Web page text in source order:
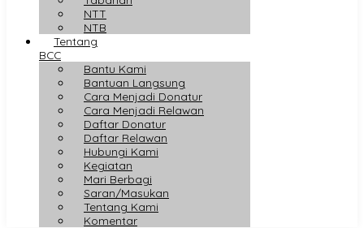
NTT
NTB
Tentang
BCC
Bantu Kami
Bantuan Langsung
Cara Menjadi Donatur
Cara Menjadi Relawan
Daftar Donatur
Daftar Relawan
Hubungi Kami
Kegiatan
Mari Berbagi
Saran/Masukan
Tentang Kami
Komentar